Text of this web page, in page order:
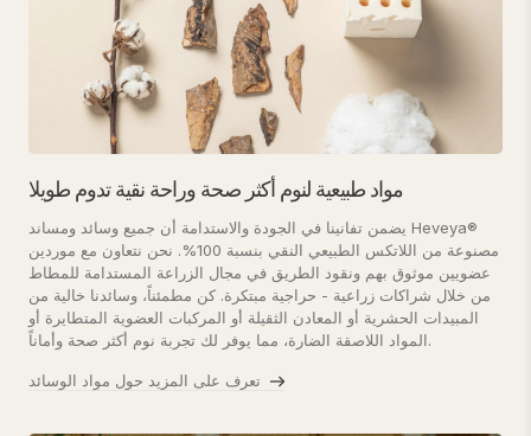
مواد طبيعية لنوم أكثر صحة وراحة نقية تدوم طويلا
يضمن تفانينا في الجودة والاستدامة أن جميع وسائد ومساند Heveya®
مصنوعة من اللاتكس الطبيعي النقي بنسبة 100%. نحن نتعاون مع موردين
عضويين موثوق بهم ونقود الطريق في مجال الزراعة المستدامة للمطاط
من خلال شراكات زراعية - حراجية مبتكرة. كن مطمئناً، وسائدنا خالية من
المبيدات الحشرية أو المعادن الثقيلة أو المركبات العضوية المتطايرة أو
المواد اللاصقة الضارة، مما يوفر لك تجربة نوم أكثر صحة وأماناً.
تعرف على المزيد حول مواد الوسائد